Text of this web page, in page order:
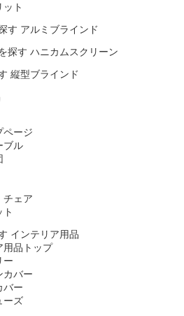
ト
アルミブラインド
ハニカムスクリーン
縦型ブラインド
ページ
ブル
チェア
ト
インテリア用品
用品トップ
ー
カバー
バー
ーズ